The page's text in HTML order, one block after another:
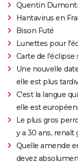
Quentin
Hantavirus en
Bison Futé
Lunettes pour
Carte de l'éclipse
Une nouvelle
elle est plus
C'est la langue
elle est
Le plus gros
y a 30 ans, renaît
Quelle amende
devez